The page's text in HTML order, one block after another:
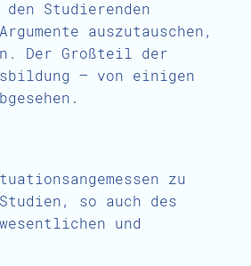
Studierenden
auszutauschen,
Der Großteil der
– von einigen
zu
so auch des
und